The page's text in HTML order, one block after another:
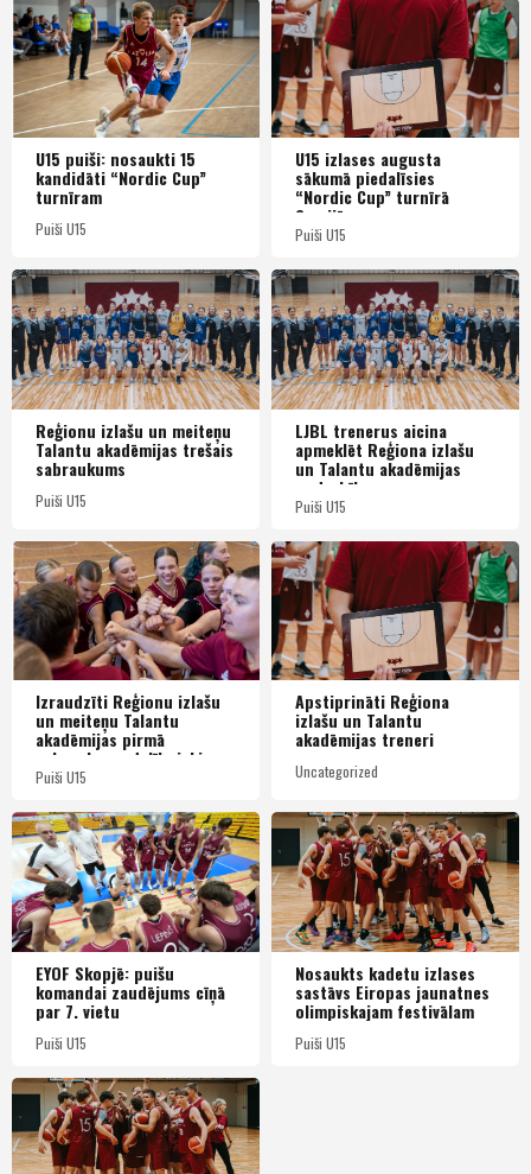
U15 puiši: nosaukti 15
kandidāti “Nordic Cup”
turnīram
Puiši U15
U15 izlases augusta
sākumā piedalīsies
“Nordic Cup” turnīrā
Somijā
Puiši U15
Reģionu izlašu un meiteņu
Talantu akadēmijas trešais
sabraukums
Puiši U15
LJBL trenerus aicina
apmeklēt Reģiona izlašu
un Talantu akadēmijas
nodarbības
Puiši U15
Izraudzīti Reģionu izlašu
un meiteņu Talantu
akadēmijas pirmā
sabraukuma dalībnieki un
dalībnieces
Puiši U15
Apstiprināti Reģiona
izlašu un Talantu
akadēmijas treneri
Uncategorized
EYOF Skopjē: puišu
komandai zaudējums cīņā
par 7. vietu
Puiši U15
Nosaukts kadetu izlases
sastāvs Eiropas jaunatnes
olimpiskajam festivālam
Puiši U15